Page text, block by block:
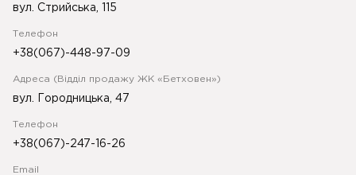
вул. Стрийська, 115
Телефон
+38(067)-448-97-09
Адреса (Відділ продажу ЖК «Бетховен»)
вул. Городницька, 47
Телефон
+38(067)-247-16-26
Email